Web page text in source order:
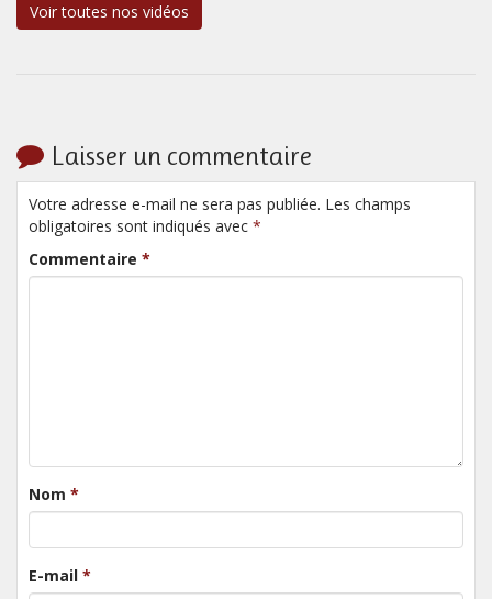
Voir toutes nos vidéos
Laisser un commentaire
Votre adresse e-mail ne sera pas publiée. Les champs
obligatoires sont indiqués avec *
Commentaire *
Nom *
E-mail *